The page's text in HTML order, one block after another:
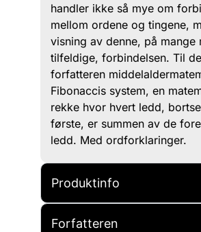
handler ikke så mye om
mellom ordene og tingene,
visning av denne, på mange
tilfeldige, forbindelsen. Til
forfatteren
Fibonaccis system, en
rekke hvor hvert ledd,
første, er summen av de
ledd. Med ordforklaringer.
Produktinfo
Forfatteren